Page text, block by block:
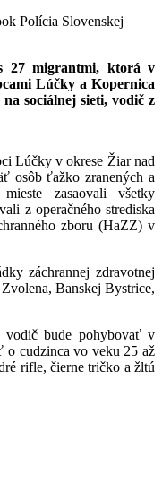
Polícia Slovenskej
27 migrantmi, ktorá v
Lúčky a Kopernica
sociálnej sieti, vodič z
Lúčky v okrese Žiar nad
osôb ťažko zranených a
zasaovali všetky
z operačného strediska
zboru (HaZZ) v
záchrannej zdravotnej
Banskej Bystrice,
vodič bude pohybovať v
cudzinca vo veku 25 až
rifle, čierne tričko a žltú